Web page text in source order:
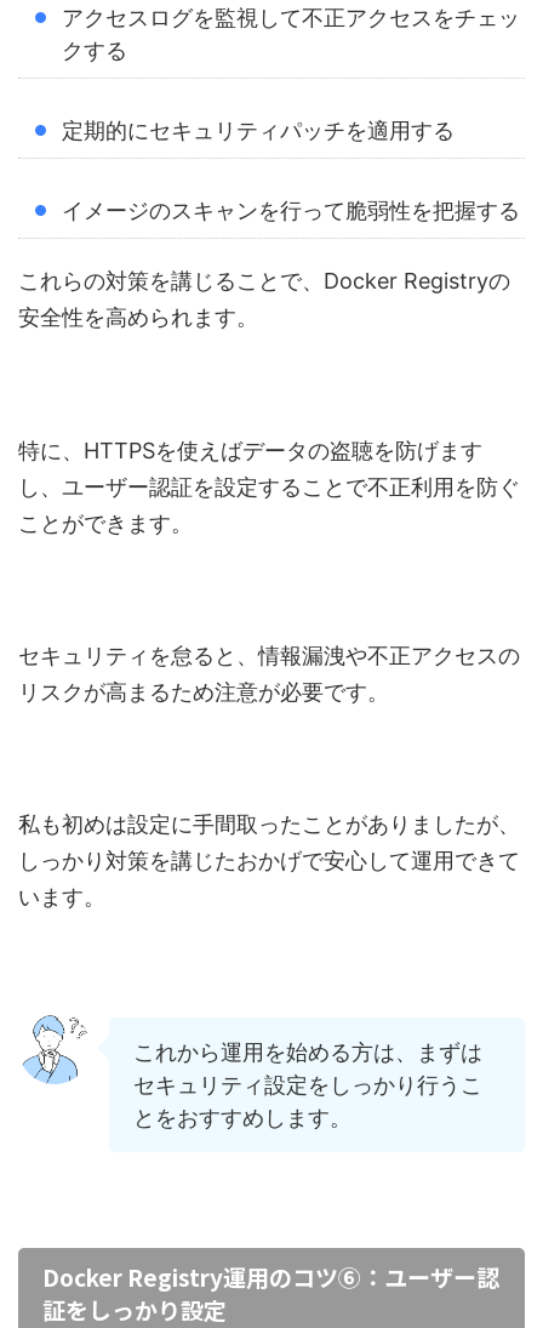
アクセスログを監視して不正アクセスをチェッ
クする
定期的にセキュリティパッチを適用する
イメージのスキャンを行って脆弱性を把握する
これらの対策を講じることで、Docker Registryの
安全性を高められます。
特に、HTTPSを使えばデータの盗聴を防げます
し、ユーザー認証を設定することで不正利用を防ぐ
ことができます。
セキュリティを怠ると、情報漏洩や不正アクセスの
リスクが高まるため注意が必要です。
私も初めは設定に手間取ったことがありましたが、
しっかり対策を講じたおかげで安心して運用できて
います。
これから運用を始める方は、まずは
セキュリティ設定をしっかり行うこ
とをおすすめします。
Docker Registry運用のコツ⑥：ユーザー認
証をしっかり設定